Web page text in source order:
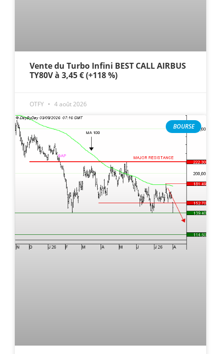
Vente du Turbo Infini BEST CALL AIRBUS
TY80V à 3,45 € (+118 %)
OTFY 4 août 2026
BOURSE